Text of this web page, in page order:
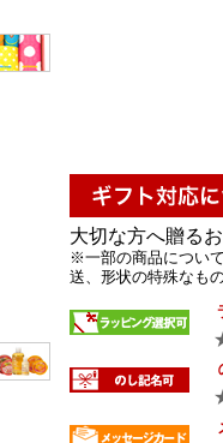
大切な方へ贈る
※一部の商品につい
送、形状の特殊なも